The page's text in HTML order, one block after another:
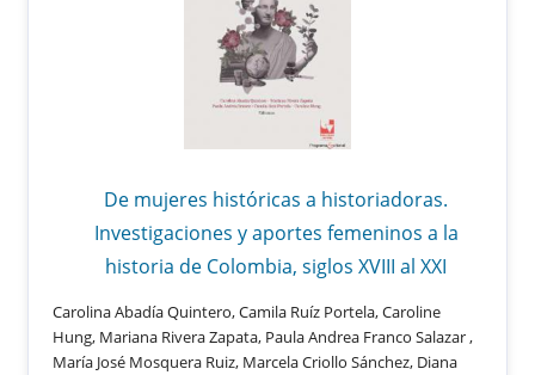
De mujeres históricas a historiadoras.
Investigaciones y aportes femeninos a la
historia de Colombia, siglos XVIII al XXI
Carolina Abadía Quintero, Camila Ruíz Portela, Caroline
Hung, Mariana Rivera Zapata, Paula Andrea Franco Salazar ,
María José Mosquera Ruiz, Marcela Criollo Sánchez, Diana